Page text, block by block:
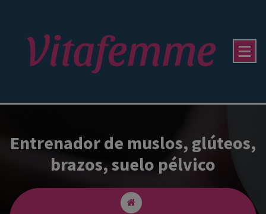
Entrenador de muslos, glúteos,
brazos, suelo pélvico